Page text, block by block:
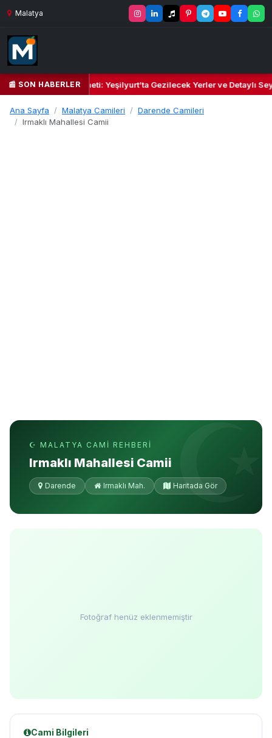
Malatya
📰 SON HABERLER
Kalbi ve Kültür Cenneti: Yeşilyurt’ta Gezilecek Yerler ve Detaylı
Ana Sayfa Malatya Camileri
Darende Camileri
Irmaklı Mahallesi Camii
☪ MALATYA CAMI REHBERI
Irmaklı Mahallesi Camii
Darende Irmaklı Mah. Haritada Gör
Fotoğraf henüz eklenmemiştir
Cami Bilgileri